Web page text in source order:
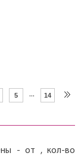
5 ... 14
- от , кол-во